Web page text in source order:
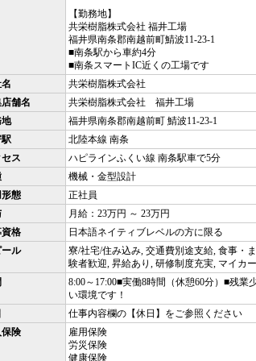
【勤務地】
共栄樹脂株式会社 福井工場
福井県南条郡南越前町鯖波11-23-1
■南条駅から車約4分
■南条スマートIC近くの工場です
共栄樹脂株式会社
舗名
共栄樹脂株式会社 福井工場
福井県南条郡南越前町 鯖波11-23-1
北陸本線 南条
ス
ハピラインふくい線 南条駅車で5分
機械・金型設計
形態
正社員
月給：23万円 ～ 23万円
格
日本語ネイティブレベルの方に限る
ール
寮/社宅/住み込み, 交通費別途支給, 食事・
験者歓迎, 昇給あり, 研修制度充実, マイカ
8:00～17:00■実働8時間（休憩60分）■残業
い環境です！
仕事内容欄の【休日】をご参照ください
険
雇用保険
労災保険
健康保険